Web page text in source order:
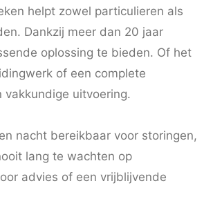
helpt zowel particulieren als
Dankzij meer dan 20 jaar
oplossing te bieden. Of het
of een complete
vakkundige uitvoering.
nacht bereikbaar voor storingen,
lang te wachten op
advies of een vrijblijvende